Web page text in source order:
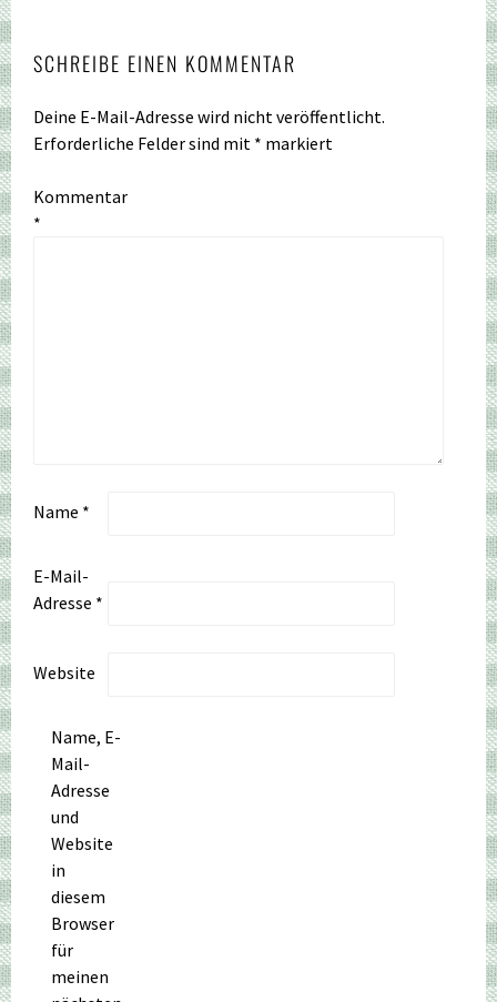
SCHREIBE EINEN KOMMENTAR
Deine E-Mail-Adresse wird nicht veröffentlicht.
Erforderliche Felder sind mit * markiert
Kommentar
*
Name *
E-Mail-
Adresse *
Website
Name, E-
Mail-
Adresse
und
Website
in
diesem
Browser
für
meinen